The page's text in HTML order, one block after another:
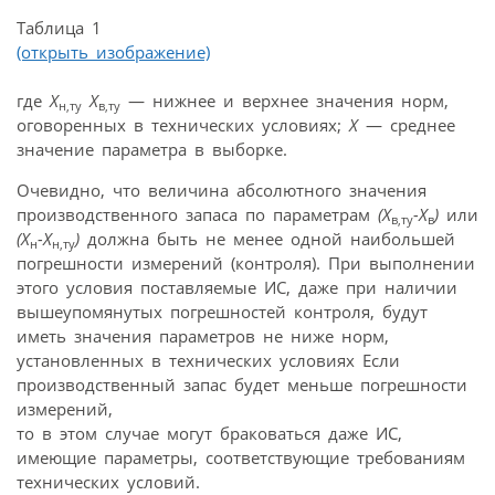
Таблица 1
(открыть изображение)
гдеХн,ту Xв,ту — нижнее и верхнее значения норм,
оговоренных в технических условиях;X — среднее
значение параметра в выборке.
Очевидно, что величина абсолютного значения
производственного запаса по параметрам (Xв,ту-Xв) или
(Хн-Хн,ту) должна быть не менее одной наибольшей
погрешности измерений (контроля). При выполнении
этого условия поставляемые ИС, даже при наличии
вышеупомянутых погрешностей контроля, будут
иметь значения параметров не ниже норм,
установленных в технических условиях Если
производственный запас будет меньше погрешности
измерений,
то в этом случае могут браковаться даже ИС,
имеющие параметры, соответствующие требованиям
технических условий.